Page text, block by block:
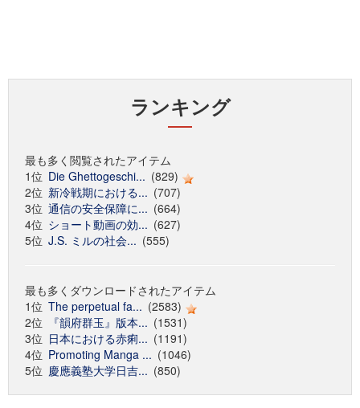
ランキング
最も多く閲覧されたアイテム
1位 Die Ghettogeschi... (829)
2位 新冷戦期における... (707)
3位 通信の安全保障に... (664)
4位 ショート動画の効... (627)
5位 J.S. ミルの社会... (555)
最も多くダウンロードされたアイテム
1位 The perpetual fa... (2583)
2位
『韻府群玉』版本... (1531)
3位 日本における赤痢... (1191)
4位 Promoting Manga ... (1046)
5位 慶應義塾大学日吉... (850)